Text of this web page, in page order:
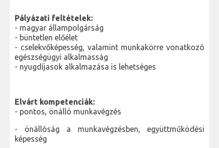
Pályázati feltételek:
- magyar állampolgárság
- büntetlen előélet
- cselekvőképesség, valamint munkakörre vonatkozó
egészségügyi alkalmasság
- nyugdíjasok alkalmazása is lehetséges
Elvárt kompetenciák:
- pontos, önálló munkavégzés
- önállóság a munkavégzésben, együttműködési
képesség